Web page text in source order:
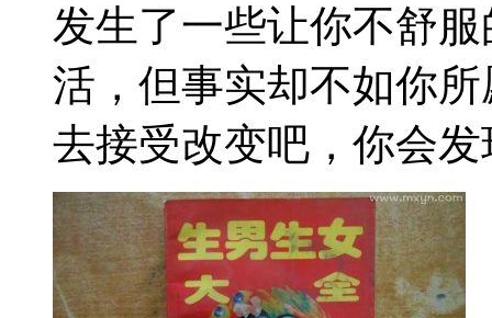
发生了一些让你不舒
活，但事实却不如你
去接受改变吧，你会